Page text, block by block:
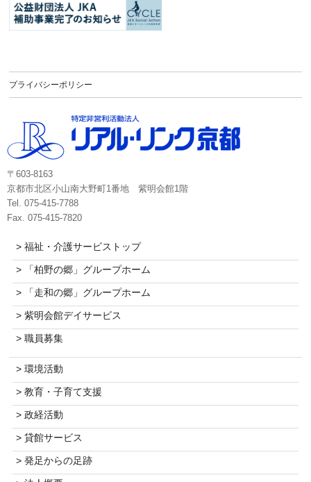
プライバシーポリシー
〒603-8163
京都市北区小山南大野町1番地 紫明会館1階
Tel. 075-415-7788
Fax. 075-415-7820
> 福祉・介護サービストップ
> 「柏野の郷」グループホーム
> 「走和の郷」グループホーム
> 紫明会館デイサービス
> 職員募集
> 環境活動
> 教育・子育て支援
> 政経活動
> 貸館サービス
> 発足からの足跡